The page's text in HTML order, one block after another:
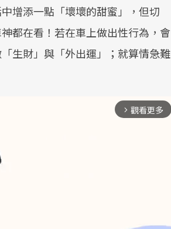
增添一點「壞壞的甜蜜」，但切
都在看！若在車上做出性行為，會
生財」與「外出運」；就算情急難
arrow_forward_ios 觀看更多